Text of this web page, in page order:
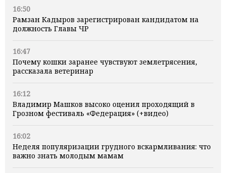
16:50
Рамзан Кадыров зарегистрирован кандидатом на
должность Главы ЧР
16:47
Почему кошки заранее чувствуют землетрясения,
рассказала ветеринар
16:12
Владимир Машков высоко оценил проходящий в
Грозном фестиваль «Федерация» (+видео)
16:02
Неделя популяризации грудного вскармливания: что
важно знать молодым мамам